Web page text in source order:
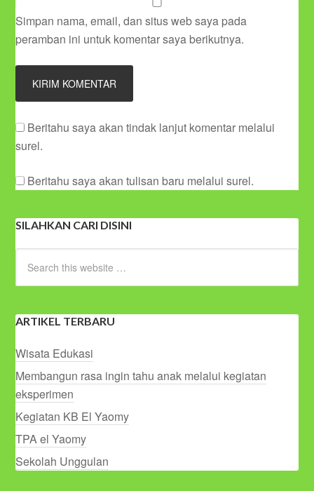
Simpan nama, email, dan situs web saya pada
peramban ini untuk komentar saya berikutnya.
Beritahu saya akan tindak lanjut komentar melalui
surel.
Beritahu saya akan tulisan baru melalui surel.
SILAHKAN CARI DISINI
ARTIKEL TERBARU
Wisata Edukasi
Membangun rasa ingin tahu anak melalui kegiatan
eksperimen
Kegiatan KB El Yaomy
TPA el Yaomy
Sekolah Unggulan